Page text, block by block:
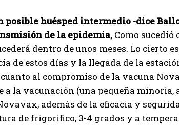
posible huésped intermedio -dice
de la epidemia, Como
dentro de unos meses. Lo cierto
de estos días y la llegada de la
al compromiso de la vacuna
a la vacunación (una pequeña
además de la eficacia y
de frigorífico, 3-4 grados y a